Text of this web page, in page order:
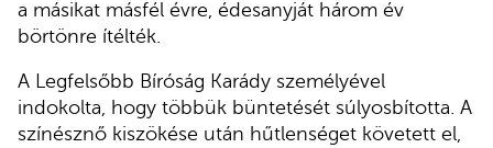
a másikat másfél évre, édesanyját három év
börtönre ítélték.
A Legfelsőbb Bíróság Karády személyével
indokolta, hogy többük büntetését súlyosbította. A
színésznő kiszökése után hűtlenséget követett el,